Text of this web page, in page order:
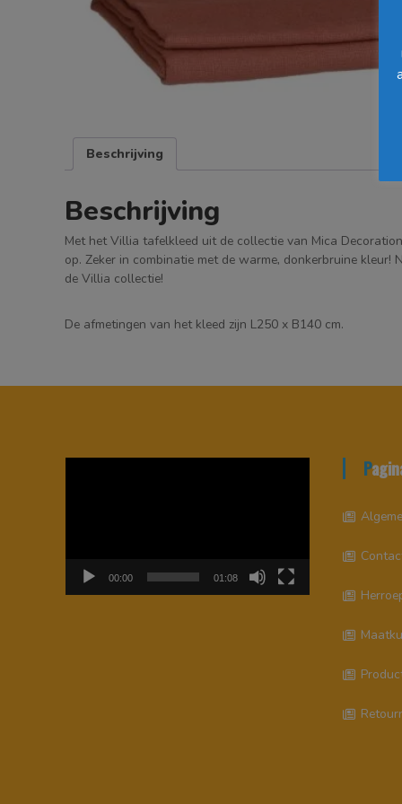
Beschrijving
Beschrijving
Met het Villia tafelkleed uit de collectie van Mica
op. Zeker in combinatie met de warme, donkerbruine
de Villia collectie!
De afmetingen van het kleed zijn L250 x B140 cm.
00:00 01:08